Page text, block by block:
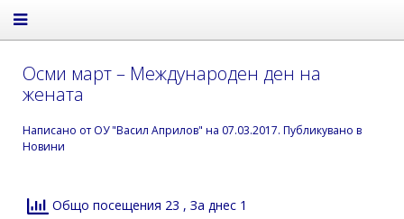
Осми март – Международен ден на
жената
Написано от ОУ "Васил Априлов" на 07.03.2017. Публикувано в
Новини
Общо посещения 23 , За днес 1